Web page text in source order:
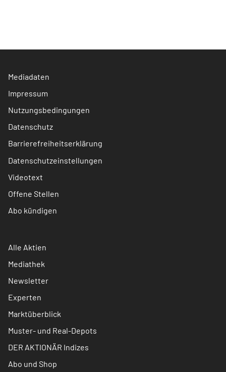
Mediadaten
Impressum
Nutzungsbedingungen
Datenschutz
Barrierefreiheitserklärung
Datenschutzeinstellungen
Videotext
Offene Stellen
Abo kündigen
Alle Aktien
Mediathek
Newsletter
Experten
Marktüberblick
Muster- und Real-Depots
DER AKTIONÄR Indizes
Abo und Shop